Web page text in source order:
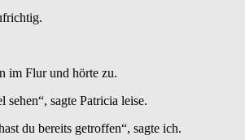
im Flur und hörte zu.
sagte Patricia leise.
du bereits getroffen“, sagte ich.